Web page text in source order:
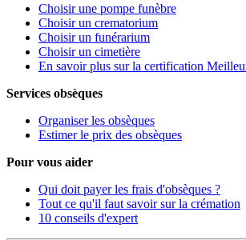
Choisir une pompe funèbre
Choisir un crematorium
Choisir un funérarium
Choisir un cimetière
En savoir plus sur la certification
Services obsèques
Organiser les obsèques
Estimer le prix des obsèques
Pour vous aider
Qui doit payer les frais d'obsèques ?
Tout ce qu'il faut savoir sur la crémation
10 conseils d'expert